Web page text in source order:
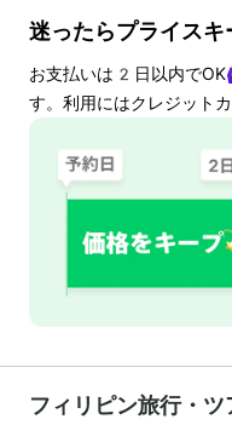
迷ったらプライスキ
お支払いは 2 日以内で
す。利用にはクレジット
フィリピン旅行・ツ